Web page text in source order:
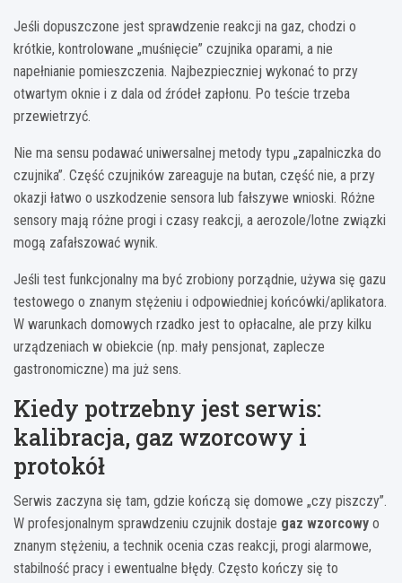
Jeśli dopuszczone jest sprawdzenie reakcji na gaz, chodzi o
krótkie, kontrolowane „muśnięcie” czujnika oparami, a nie
napełnianie pomieszczenia. Najbezpieczniej wykonać to przy
otwartym oknie i z dala od źródeł zapłonu. Po teście trzeba
przewietrzyć.
Nie ma sensu podawać uniwersalnej metody typu „zapalniczka do
czujnika”. Część czujników zareaguje na butan, część nie, a przy
okazji łatwo o uszkodzenie sensora lub fałszywe wnioski. Różne
sensory mają różne progi i czasy reakcji, a aerozole/lotne związki
mogą zafałszować wynik.
Jeśli test funkcjonalny ma być zrobiony porządnie, używa się gazu
testowego o znanym stężeniu i odpowiedniej końcówki/aplikatora.
W warunkach domowych rzadko jest to opłacalne, ale przy kilku
urządzeniach w obiekcie (np. mały pensjonat, zaplecze
gastronomiczne) ma już sens.
Kiedy potrzebny jest serwis:
kalibracja, gaz wzorcowy i
protokół
Serwis zaczyna się tam, gdzie kończą się domowe „czy piszczy”.
W profesjonalnym sprawdzeniu czujnik dostaje gaz wzorcowy o
znanym stężeniu, a technik ocenia czas reakcji, progi alarmowe,
stabilność pracy i ewentualne błędy. Często kończy się to